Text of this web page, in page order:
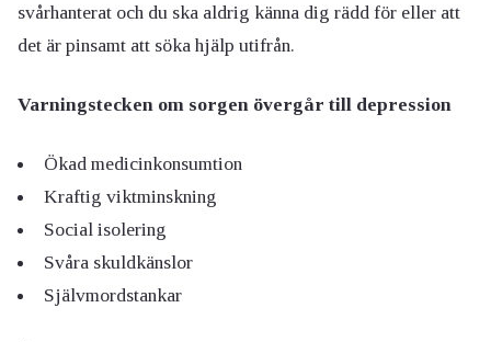
svårhanterat och du ska aldrig känna dig rädd för eller att
det är pinsamt att söka hjälp utifrån.
Varningstecken om sorgen övergår till depression
Ökad medicinkonsumtion
Kraftig viktminskning
Social isolering
Svåra skuldkänslor
Självmordstankar